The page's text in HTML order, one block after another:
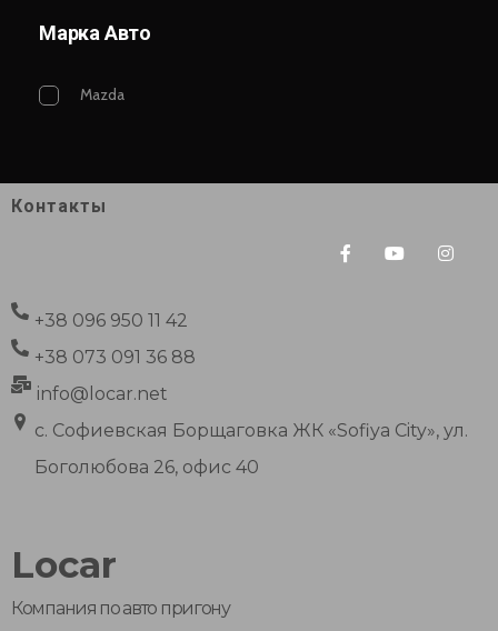
Марка Авто
Mazda
Locar
Компания по авто пригону
Контакты
+38 096 950 11 42
+38 073 091 36 88
info@locar.net
с. Софиевская Борщаговка ЖК «Sofiya City», ул.
Боголюбова 26, офис 40